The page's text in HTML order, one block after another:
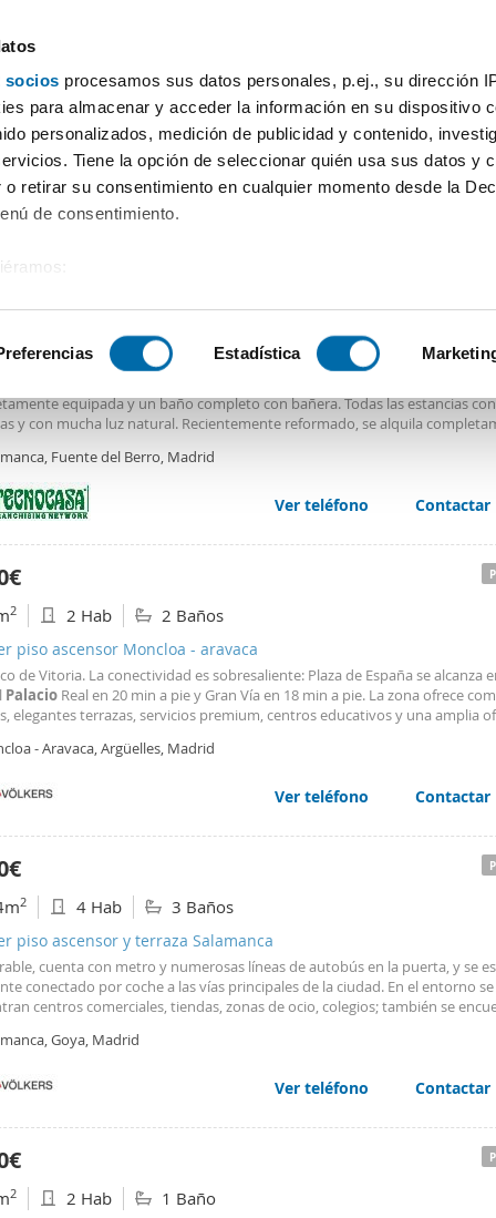
socios procesamos sus datos personales, p.ej., su dirección
para almacenar y acceder la información en su dispositivo
personalizados, medición de publicidad y contenido,
Tiene la opción de seleccionar quién usa sus datos y
retirar su consentimiento en cualquier momento desde la
de consentimiento.
analizándolo activamente para buscar características
cómo se procesan sus datos personales y establezca sus
de datos. Puede cambiar o retirar su consentimiento en
se usan para personalizar el contenido y los anuncios,
el tráfico. Además, compartimos información sobre el uso
de redes sociales, publicidad y análisis web, quienes
que les haya proporcionado o que hayan recopilado a
Estadística
Habitaciones Más filtros - 2
pisos Palacio De Los Deportes Madrid
piso amueblado ascensor Salamanca
equipada y un baño completo con bañera. Todas las estancias con
y con mucha luz natural. Recientemente reformado, se alquila
de la moneda y la plaza de Felipe II, cuenta con todo tipo de servicios en los
como, farmacias, colegios, supermercados, hospitales, zonas
deportivos, culturales y una gran red de transporte público.
Fuente del Berro, Madrid
Ver teléfono Contactar
2 2 Hab 2 Baños
piso ascensor Moncloa - aravaca
de Vitoria. La conectividad es sobresaliente: Plaza de España se alcanza
Palacio Real en 20 min a pie y Gran Vía en 18 min a pie. La zona ofrece
elegantes terrazas, servicios premium, centros educativos y una amplia
ambiente cultural
- Aravaca, Argüelles, Madrid
Ver teléfono Contactar
2 4 Hab 3 Baños
piso ascensor y terraza Salamanca
cuenta con metro y numerosas líneas de autobús en la puerta, y se
conectado por coche a las vías principales de la ciudad. En el entorno se
centros comerciales, tiendas, zonas de ocio, colegios; también se
Asimismo destaca la proximidad del famoso Mercado de Torrijos y la
Goya, Madrid
Ver teléfono Contactar
2 2 Hab 1 Baño